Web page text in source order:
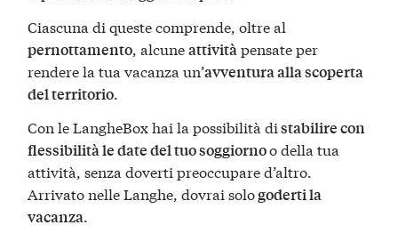
Ciascuna di queste comprende, oltre al
pernottamento, alcuneattivitàpensate per
rendere la tua vacanza un’avventura alla scoperta
del territorio.
Con le LangheBox hai la possibilità distabilire con
flessibilità le date del tuo soggiornoo della tua
attività, senza doverti preoccupare d’altro.
Arrivato nelle Langhe, dovrai sologoderti la
vacanza